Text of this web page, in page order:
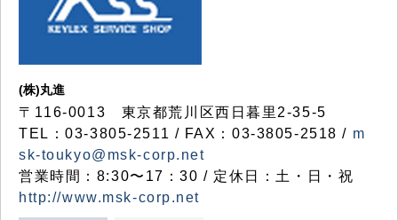
(株)丸進
〒116-0013 東京都荒川区西日暮里2-35-5
TEL：03-3805-2511 / FAX：03-3805-2518 / m
sk-toukyo@msk-corp.net
営業時間：8:30〜17：30 / 定休日：土・日・祝
http://www.msk-corp.net